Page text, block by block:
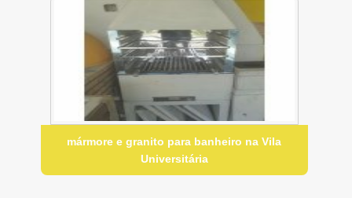
mármore e granito para banheiro na Vila
Universitária